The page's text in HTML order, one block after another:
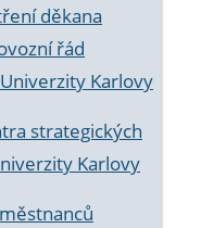
děkana
řád
Karlovy
strategických
Karlovy